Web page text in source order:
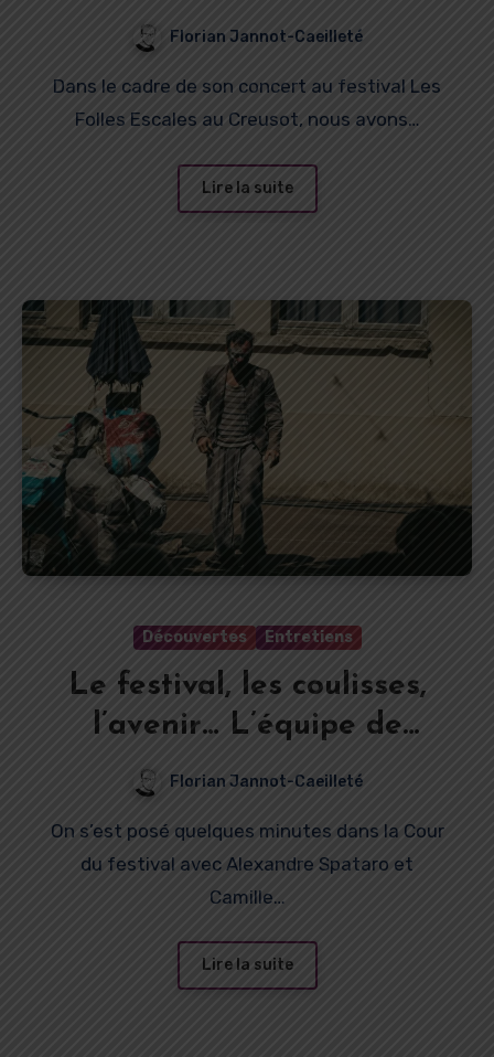
Florian Jannot-Caeilleté
Dans le cadre de son concert au festival Les
Folles Escales au Creusot, nous avons…
Lire la suite
Découvertes Entretiens
Le festival, les coulisses,
l’avenir… L’équipe de
Chalon dans la Rue se
Florian Jannot-Caeilleté
On s’est posé quelques minutes dans la Cour
du festival avec Alexandre Spataro et
Camille…
Lire la suite